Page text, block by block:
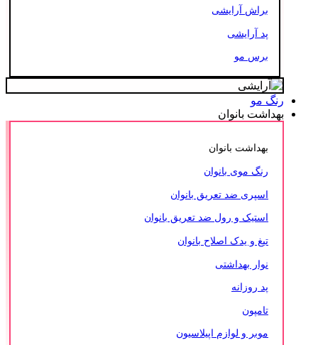
براش آرایشی
پد آرایشی
برس مو
رنگ مو
بهداشت بانوان
بهداشت بانوان
رنگ موی بانوان
اسپری ضد تعریق بانوان
استیک و رول ضد تعریق بانوان
تیغ و یدک اصلاح بانوان
نوار بهداشتی
پد روزانه
تامپون
موبر و لوازم اپیلاسیون